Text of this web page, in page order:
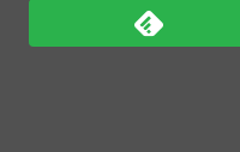
…世論調査で明らかに！